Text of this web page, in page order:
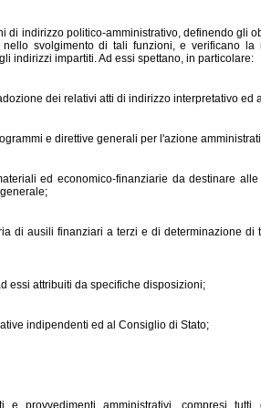
di indirizzo politico-amministrativo, definendo gli
svolgimento di tali funzioni, e verificano la
indirizzi impartiti. Ad essi spettano, in particolare:
dei relativi atti di indirizzo interpretativo ed
e direttive generali per l'azione
ed economico-finanziarie da destinare
di ausili finanziari a terzi e di determinazione di
essi attribuiti da specifiche disposizioni;
indipendenti ed al Consiglio di Stato;
provvedimenti amministrativi, compresi